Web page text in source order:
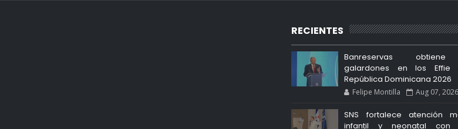
RECIENTES
Banreservas
galardones en los Effie
República Dominicana 2026
Felipe Montilla Aug 07, 2026
SNS fortalece atención
infantil y neonatal con